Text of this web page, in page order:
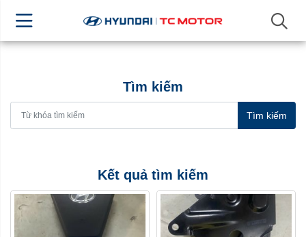
Tìm kiếm
Tìm kiếm
Kết quả tìm kiếm